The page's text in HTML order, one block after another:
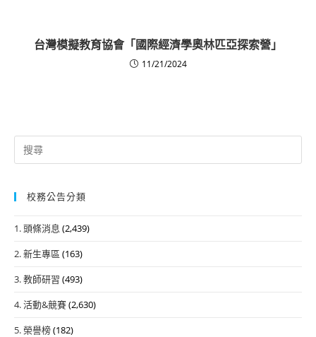
台灣模擬教育協會「國際經濟學奧林匹亞探索營」
11/21/2024
Search
for:
校務公告分類
1. 頭條消息 (2,439)
2. 新生專區 (163)
3. 教師研習 (493)
4. 活動&競賽(2,630)
5. 榮譽榜(182)